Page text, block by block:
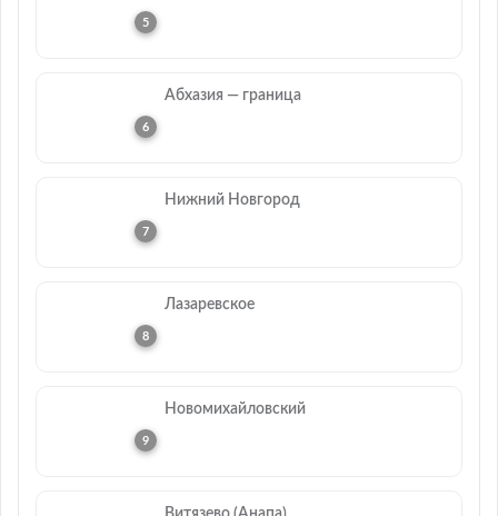
Абхазия — граница
Нижний Новгород
Лазаревское
Новомихайловский